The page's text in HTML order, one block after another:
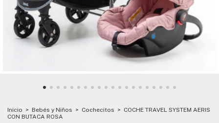
Inicio > Bebés y Niños > Cochecitos > COCHE TRAVEL SYSTEM AERIS
CON BUTACA ROSA